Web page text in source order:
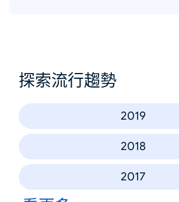
探索流行趨勢
2019
2018
2017